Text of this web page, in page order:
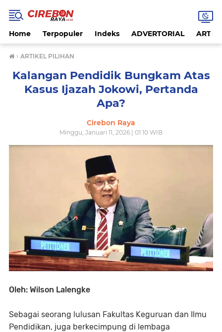
Home Terpopuler Indeks ADVERTORIAL
› ARTIKEL PILIHAN
Kalangan Pendidik Bungkam Atas
Kasus Ijazah Jokowi, Pertanda
Apa?
Cirebon Raya
Minggu, Januari 11, 2026 | 01:10 WIB
Oleh: Wilson Lalengke
Sebagai seorang lulusan Fakultas Keguruan dan Ilmu
Pendidikan, juga berkecimpung di lembaga